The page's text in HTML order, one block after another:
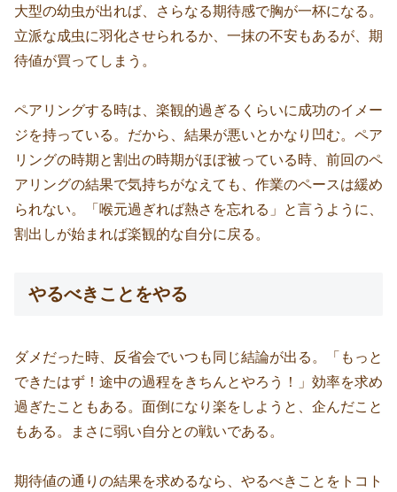
大型の幼虫が出れば、さらなる期待感で胸が一杯になる。
立派な成虫に羽化させられるか、一抹の不安もあるが、期
待値が買ってしまう。
ペアリングする時は、楽観的過ぎるくらいに成功のイメー
ジを持っている。だから、結果が悪いとかなり凹む。ペア
リングの時期と割出の時期がほぼ被っている時、前回のペ
アリングの結果で気持ちがなえても、作業のペースは緩め
られない。「喉元過ぎれば熱さを忘れる」と言うように、
割出しが始まれば楽観的な自分に戻る。
やるべきことをやる
ダメだった時、反省会でいつも同じ結論が出る。「もっと
できたはず！途中の過程をきちんとやろう！」効率を求め
過ぎたこともある。面倒になり楽をしようと、企んだこと
もある。まさに弱い自分との戦いである。
期待値の通りの結果を求めるなら、やるべきことをトコト